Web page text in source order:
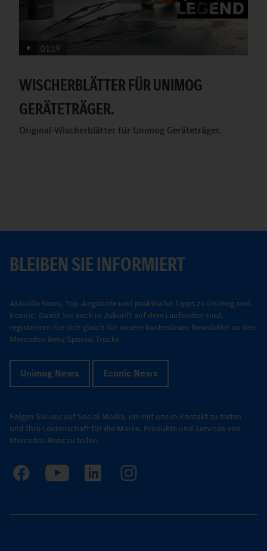
01:19
WISCHERBLÄTTER FÜR UNIMOG
GERÄTETRÄGER.
Original-Wischerblätter für Unimog Geräteträger.
BLEIBEN SIE INFORMIERT
Aktuelle News, Top-Angebote und praktische Tipps zu Unimog und
Econic: Damit Sie auch in Zukunft auf dem Laufenden sind,
registrieren Sie sich gleich für unsere kostenlosen Newsletter zu den
Mercedes-Benz Special Trucks.
Unimog News Econic News
Folgen Sie uns auf Social Media, um mit uns in Kontakt zu treten
und Ihre Leidenschaft für die Marke, Produkte und Services von
Mercedes-Benz zu teilen.